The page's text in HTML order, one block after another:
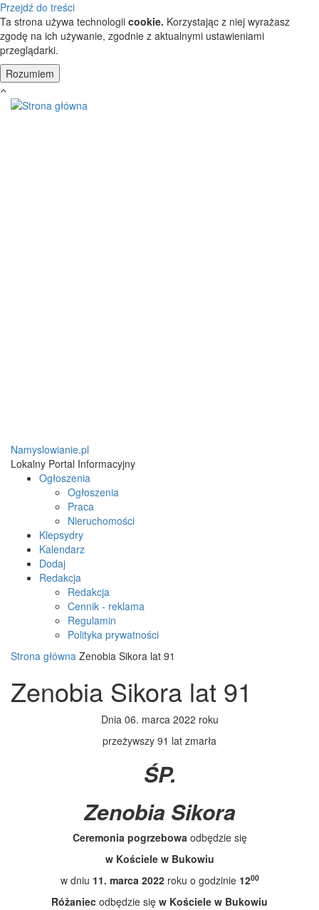
Przejdź do treści
Ta strona używa technologii cookie. Korzystając z niej wyrażasz
zgodę na ich używanie, zgodnie z aktualnymi ustawieniami
przeglądarki.
Namyslowianie.pl
Lokalny Portal Informacyjny
Ogłoszenia
Ogłoszenia
Praca
Nieruchomości
Klepsydry
Kalendarz
Dodaj
Redakcja
Redakcja
Cennik - reklama
Regulamin
Polityka prywatności
Strona główna Zenobia Sikora lat 91
Zenobia Sikora lat 91
Dnia 06. marca 2022 roku
przeżywszy 91 lat zmarła
ŚP.
Zenobia Sikora
Ceremonia pogrzebowaodbędzie się
w Kościele w Bukowiu
w dniu 11. marca 2022 roku o godzinie1200
Różaniec odbędzie się w Kościele w Bukowiu